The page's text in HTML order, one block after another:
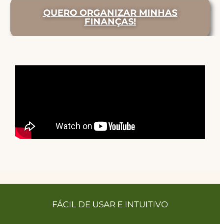
QUERO ORGANIZAR MINHAS
FINANÇAS!
FÁCIL DE USAR E INTUITIVO